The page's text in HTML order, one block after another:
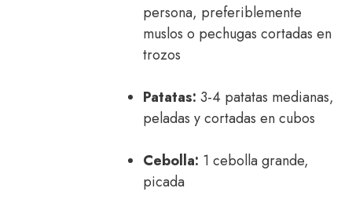
persona, preferiblemente
muslos o pechugas cortadas en
trozos
Patatas: 3-4 patatas medianas,
peladas y cortadas en cubos
Cebolla: 1 cebolla grande,
picada